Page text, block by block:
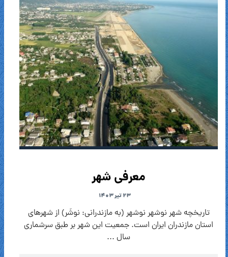
معرفی شهر
۲۳ تیر ۱۴۰۳
تاریخچه شهر نوشهر نوشهر (به مازندرانی: نوشَر) از شهرهای
استان مازندران ایران است. جمعیت این شهر بر طبق سرشماری
سال ...